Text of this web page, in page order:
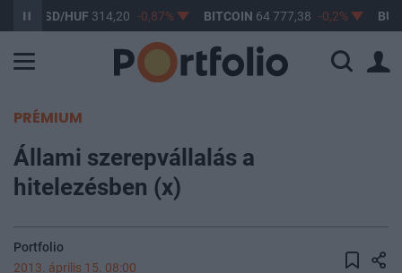
HUF314,20 -0,87% BITCOIN64 777,38 -0,2% BUX 148
PRÉMIUM
Állami szerepvállalás a
hitelezésben (x)
Portfolio
2013. április 15. 08:00